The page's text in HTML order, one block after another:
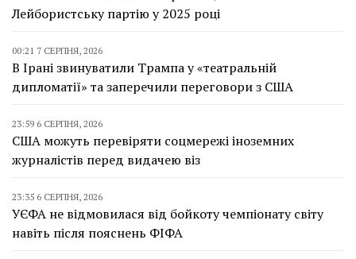
Лейбористську партію у 2025 році
00:21 7 СЕРПНЯ, 2026
В Ірані звинуватили Трампа у «театральній
дипломатії» та заперечили переговори з США
23:59 6 СЕРПНЯ, 2026
США можуть перевіряти соцмережі іноземних
журналістів перед видачею віз
23:35 6 СЕРПНЯ, 2026
УЄФА не відмовилася від бойкоту чемпіонату світу
навіть після пояснень ФІФА